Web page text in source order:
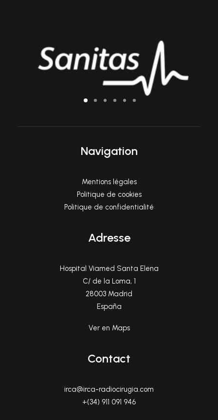
Navigation
Mentions légales
Politique de cookies
Politique de confidentialité
Adresse
Hospital Viamed Santa Elena
C/ de la Loma, 1
28003 Madrid
España
Ver en Maps
Contact
irca@irca-radiocirugia.com
+(34) 911 091 946